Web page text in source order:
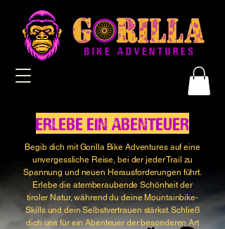
Erlebe ein Abenteuer
Begib dich mit Gorilla Bike Adventures auf eine
unvergessliche Reise, bei der jeder Trail zu
Spannung und neuen Herausforderungen führt.
Erlebe die atemberaubende Schönheit der
tiroler Natur, während du deine Mountainbike-
Skills und dein Selbstvertrauen stärkst. Schließ
dich uns für ein Abenteuer der besonderen Art